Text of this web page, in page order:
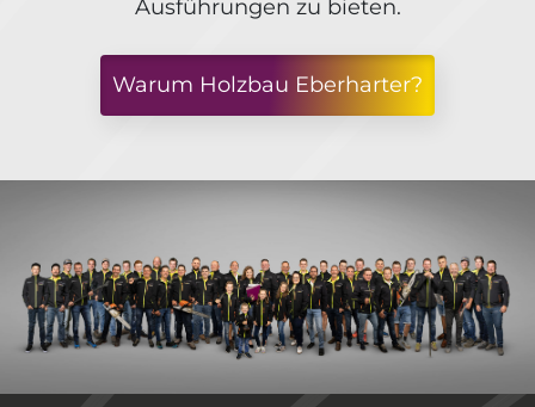
Ausführungen zu bieten.
Warum Holzbau Eberharter?